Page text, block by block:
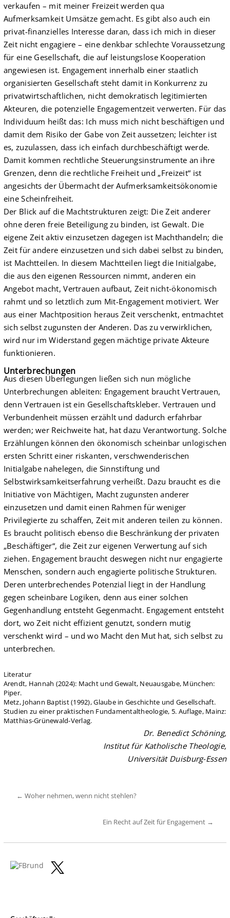
verkaufen – mit meiner Freizeit werden qua
Aufmerksamkeit Umsätze gemacht. Es gibt also auch ein
privat-finanzielles Interesse daran, dass ich mich in dieser
Zeit nicht engagiere – eine denkbar schlechte Voraussetzung
für eine Gesellschaft, die auf leistungslose Kooperation
angewiesen ist. Engagement innerhalb einer staatlich
organisierten Gesellschaft steht damit in Konkurrenz zu
privat­wirtschaftlichen, nicht demokratisch legitimierten
Akteuren, die potenzielle Engagementzeit verwerten. Für das
Individuum heißt das: Ich muss mich nicht beschäftigen und
damit dem Risiko der Gabe von Zeit aussetzen; leichter ist
es, zuzulassen, dass ich einfach durchbeschäftigt werde.
Damit kommen rechtliche Steuerungsinstrumente an ihre
Grenzen, denn die rechtliche Freiheit und „Freizeit“ ist
angesichts der Übermacht der Aufmerksamkeitsökonomie
eine Scheinfreiheit.
Der Blick auf die Machtstrukturen zeigt: Die Zeit anderer
ohne deren freie Beteiligung zu binden, ist Gewalt. Die
eigene Zeit aktiv einzusetzen dagegen ist Machthandeln; die
Zeit für andere einzusetzen und sich dabei selbst zu binden,
ist Machtteilen. In diesem Machtteilen liegt die Initialgabe,
die aus den eigenen Ressourcen nimmt, anderen ein
Angebot macht, Vertrauen aufbaut, Zeit nicht-ökonomisch
rahmt und so letztlich zum Mit-Engagement motiviert. Wer
aus einer Machtposition heraus Zeit verschenkt, entmachtet
sich selbst zugunsten der Anderen. Das zu verwirklichen,
wird nur im Widerstand gegen mächtige private Akteure
funktionieren.
Unterbrechungen
Aus diesen Überlegungen ließen sich nun mögliche
Unterbrechungen ableiten: Engagement braucht Vertrauen,
denn Vertrauen ist ein Gesellschaftskleber. Vertrauen und
Verbundenheit müssen erzählt und dadurch erfahrbar
werden; wer Reichweite hat, hat dazu Verantwortung. Solche
Erzählungen können den ökonomisch scheinbar unlogischen
ersten Schritt einer riskanten, verschwenderischen
Initialgabe nahelegen, die Sinnstiftung und
Selbstwirksamkeitserfahrung verheißt. Dazu braucht es die
Initiative von Mächtigen, Macht zugunsten anderer
einzusetzen und damit einen Rahmen für weniger
Privilegierte zu schaffen, Zeit mit anderen teilen zu können.
Es braucht politisch ebenso die Beschränkung der privaten
„Beschäftiger“, die Zeit zur eigenen Verwertung auf sich
ziehen. Engagement braucht deswegen nicht nur engagierte
Menschen, sondern auch engagierte politische Strukturen.
Deren unterbrechendes Potenzial liegt in der Handlung
gegen scheinbare Logiken, denn aus einer solchen
Gegenhandlung entsteht Gegenmacht. Engagement entsteht
dort, wo Zeit nicht effizient genutzt, sondern mutig
verschenkt wird – und wo Macht den Mut hat, sich selbst zu
unterbrechen.
Literatur
Arendt, Hannah (2024): Macht und Gewalt, Neuausgabe, München:
Piper.
Metz, Johann Baptist (1992), Glaube in Geschichte und Gesellschaft.
Studien zu einer praktischen Fundamentaltheologie, 5. Auflage, Mainz:
Matthias-Grünewald-Verlag.
Dr. Benedict Schöning,
Institut für Katholische Theologie,
Universität Duisburg-Essen
← Woher nehmen, wenn nicht stehlen?
Ein Recht auf Zeit für Engagement →